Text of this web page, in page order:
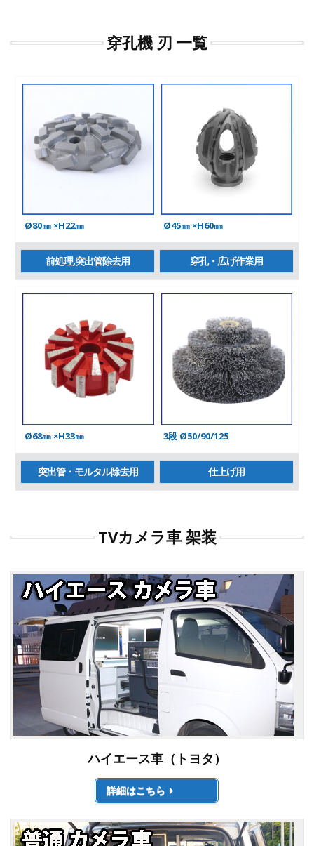
穿孔機 刃 一覧
Ø80㎜ ×H22㎜ Ø45㎜ ×H60㎜
前処理,突出管除去用 穿孔・広げ作業用
Ø68㎜ ×H33㎜ 3段 Ø50/90/125
突出管・モルタル除去用 仕上げ用
TVカメラ車 架装
ハイエース車（トヨタ）
詳細はこちら